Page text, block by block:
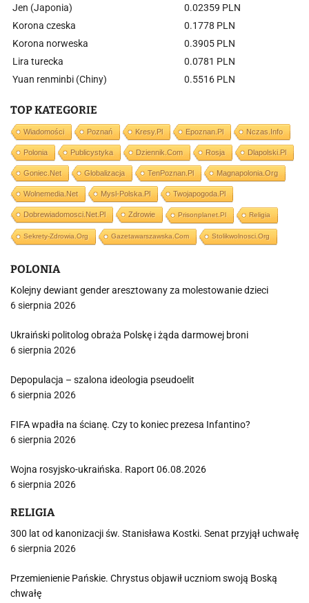
Jen (Japonia)
0.02359 PLN
Korona czeska
0.1778 PLN
Korona norweska
0.3905 PLN
Lira turecka
0.0781 PLN
Yuan renminbi (Chiny)
0.5516 PLN
TOP KATEGORIE
Wiadomości Poznań Kresy.pl Epoznan.pl Nczas.info
Polonia Publicystyka Dziennik.com Rosja Dlapolski.pl
Goniec.net Globalizacja TenPoznan.pl Magnapolonia.org
Wolnemedia.net Mysl-Polska.pl Twojapogoda.pl
Dobrewiadomosci.net.pl Zdrowie Prisonplanet.pl Religia
Sekrety-Zdrowia.org Gazetawarszawska.com Stolikwolnosci.org
POLONIA
Kolejny dewiant gender aresztowany za molestowanie dzieci
6 sierpnia 2026
Ukraiński politolog obraża Polskę i żąda darmowej broni
6 sierpnia 2026
Depopulacja – szalona ideologia pseudoelit
6 sierpnia 2026
FIFA wpadła na ścianę. Czy to koniec prezesa Infantino?
6 sierpnia 2026
Wojna rosyjsko-ukraińska. Raport 06.08.2026
6 sierpnia 2026
RELIGIA
300 lat od kanonizacji św. Stanisława Kostki. Senat przyjął uchwałę
6 sierpnia 2026
Przemienienie Pańskie. Chrystus objawił uczniom swoją Boską
chwałę